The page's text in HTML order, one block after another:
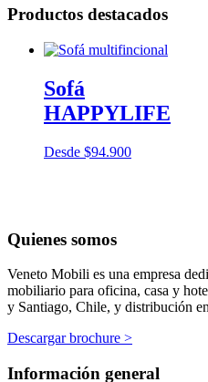
Productos destacados
Sofá
HAPPYLIFE
Desde $94.900
Quienes somos
Veneto Mobili es una empresa
mobiliario para oficina, casa y
y Santiago, Chile, y distribución
Descargar brochure >
Información general